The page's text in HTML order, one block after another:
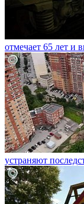
отмечает 65 лет и
устраняют